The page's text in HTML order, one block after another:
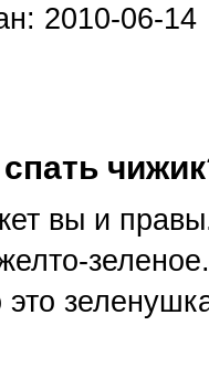
2010-06-14
вы и
это